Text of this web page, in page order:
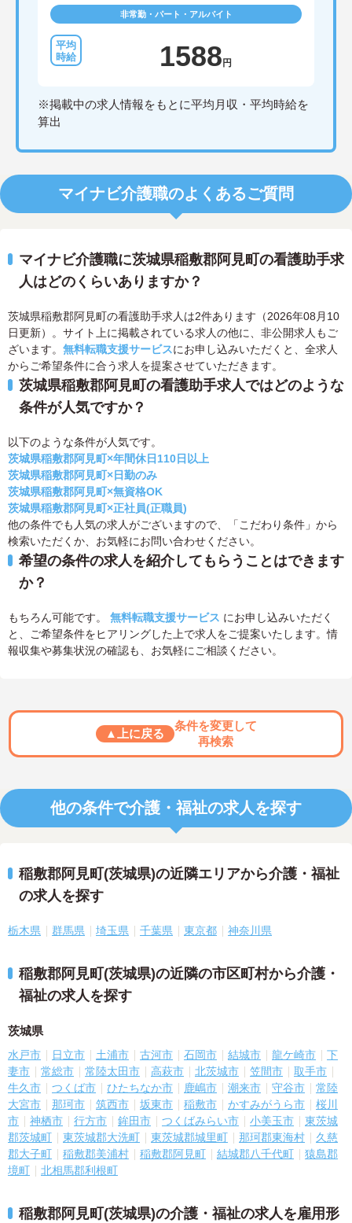
非常勤・パート・アルバイト
1588 円
※掲載中の求人情報をもとに平均月収・平均時給を
算出
マイナビ介護職のよくあるご質問
マイナビ介護職に茨城県稲敷郡阿見町の看護助手求
人はどのくらいありますか？
茨城県稲敷郡阿見町の看護助手求人は2件あります（2026年08月10
日更新）。サイト上に掲載されている求人の他に、非公開求人もご
ざいます。 無料転職支援サービスにお申し込みいただくと、全求人
からご希望条件に合う求人を提案させていただきます。
茨城県稲敷郡阿見町の看護助手求人ではどのような
条件が人気ですか？
以下のような条件が人気です。
茨城県稲敷郡阿見町×年間休日110日以上
茨城県稲敷郡阿見町×日勤のみ
茨城県稲敷郡阿見町×無資格OK
茨城県稲敷郡阿見町×正社員(正職員)
他の条件でも人気の求人がございますので、「こだわり条件」から
検索いただくか、お気軽にお問い合わせください。
希望の条件の求人を紹介してもらうことはできます
か？
もちろん可能です。 無料転職支援サービス にお申し込みいただく
と、ご希望条件をヒアリングした上で求人をご提案いたします。情
報収集や募集状況の確認も、お気軽にご相談ください。
▲上に戻る
条件を変更して
再検索
他の条件で介護・福祉の求人を探す
稲敷郡阿見町(茨城県)の近隣エリアから介護・福祉
の求人を探す
栃木県 群馬県 埼玉県 千葉県 東京都 神奈川県
稲敷郡阿見町(茨城県)の近隣の市区町村から介護・
福祉の求人を探す
茨城県
水戸市 日立市 土浦市 古河市 石岡市 結城市 龍ケ崎市
下
妻市
常総市 常陸太田市 高萩市 北茨城市 笠間市
取手市
牛久市
つくば市 ひたちなか市 鹿嶋市 潮来市 守谷市
常陸
大宮市
那珂市 筑西市 坂東市 稲敷市 かすみがうら市
桜川
市
神栖市 行方市 鉾田市 つくばみらい市 小美玉市
東茨城
郡茨城町
東茨城郡大洗町 東茨城郡城里町 那珂郡東海村
久慈
郡大子町
稲敷郡美浦村 稲敷郡阿見町 結城郡八千代町
猿島郡
境町
北相馬郡利根町
稲敷郡阿見町(茨城県)の介護・福祉の求人を雇用形